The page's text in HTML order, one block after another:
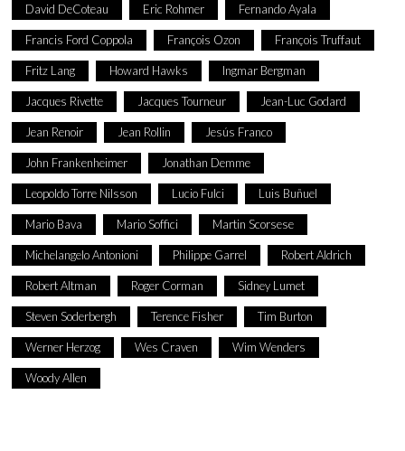
David DeCoteau Eric Rohmer Fernando Ayala
Francis Ford Coppola François Ozon François Truffaut
Fritz Lang Howard Hawks Ingmar Bergman
Jacques Rivette Jacques Tourneur Jean-Luc Godard
Jean Renoir Jean Rollin Jesús Franco
John Frankenheimer Jonathan Demme
Leopoldo Torre Nilsson Lucio Fulci Luis Buñuel
Mario Bava Mario Soffici Martin Scorsese
Michelangelo Antonioni Philippe Garrel Robert Aldrich
Robert Altman Roger Corman Sidney Lumet
Steven Soderbergh Terence Fisher Tim Burton
Werner Herzog Wes Craven Wim Wenders
Woody Allen